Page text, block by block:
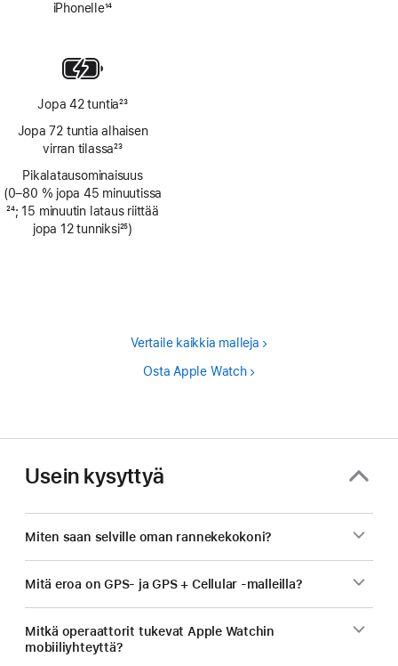
iPhonelle14
Jopa 42 tuntia23
Jopa 72 tuntia alhaisen
virran tilassa23
Pikalatausominaisuus
(0–80 % jopa 45 minuutissa
Alaviite
24; 15 minuutin lataus riittää
jopa 12 tunniksi25)
Vertaile kaikkia malleja
Osta Apple Watch
Usein kysyttyä
Miten saan selville oman rannekekokoni?
Mitä eroa on GPS- ja GPS + Cellular ‑malleilla?
Mitkä operaattorit tukevat Apple Watchin
mobiiliyhteyttä?